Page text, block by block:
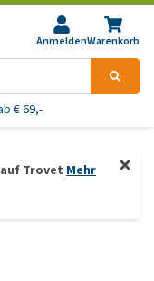
AnmeldenWarenkorb
€ 69,-
Trovet Mehr